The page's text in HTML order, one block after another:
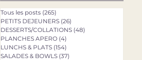
Tous les posts (265)
PETITS DEJEUNERS (26)
DESSERTS/COLLATIONS (48)
PLANCHES APERO (4)
LUNCHS & PLATS (154)
SALADES & BOWLS (37)